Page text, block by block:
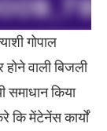
गोपाल
होने वाली बिजली
समाधान किया
कि मेंटेनेंस कार्यों